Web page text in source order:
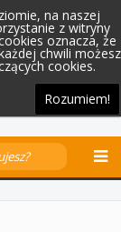
na naszej
z witryny
oznacza, że
chwili możesz
cookies.
Rozumiem!